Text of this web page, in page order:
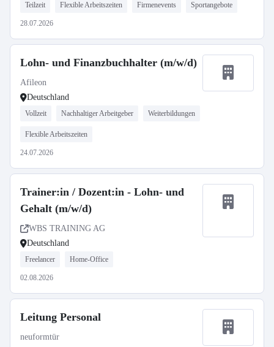
Teilzeit Flexible Arbeitszeiten Firmenevents Sportangebote
28.07.2026
Lohn- und Finanzbuchhalter (m/w/d)
Afileon
Deutschland
Vollzeit Nachhaltiger Arbeitgeber Weiterbildungen
Flexible Arbeitszeiten
24.07.2026
Trainer:in / Dozent:in - Lohn- und
Gehalt (m/w/d)
WBS TRAINING AG
Deutschland
Freelancer Home-Office
02.08.2026
Leitung Personal
neuformtür